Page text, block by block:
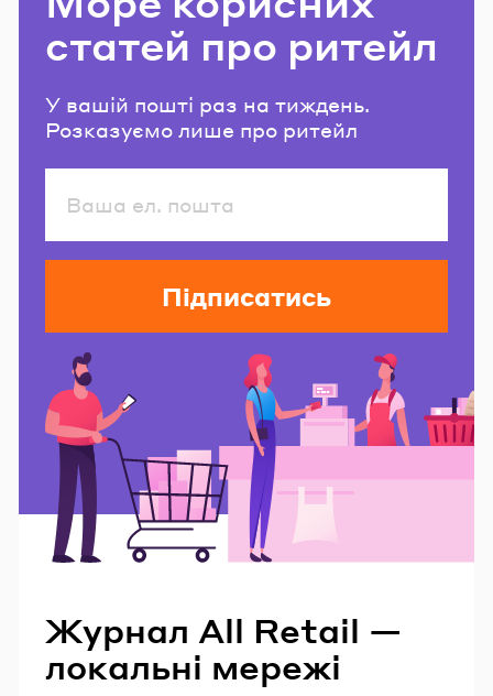
статей про ритейл
У вашій пошті раз на тиждень.
Розказуємо лише про ритейл
Підписатись
Журнал All Retail —
локальні мережі